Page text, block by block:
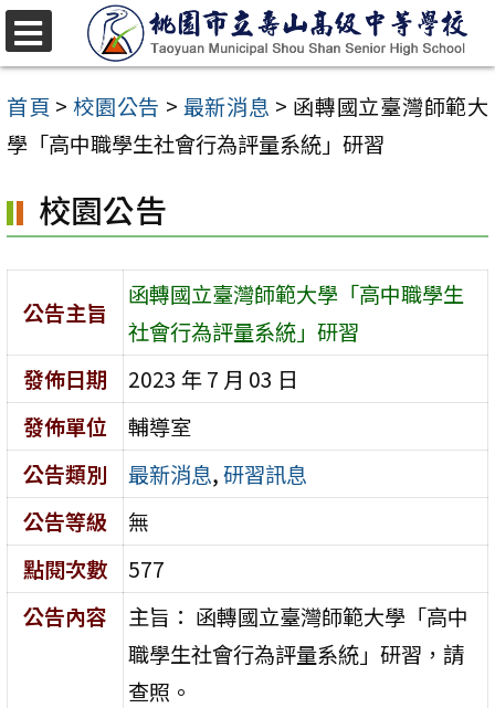
跳
至
主
要
容
區
首頁 > 校園公告 > 最新消息 > 函轉國立臺灣師範大
學「高中職學生社會行為評量系統」研習
校園公告
公告主旨
函轉國立臺灣師範大學「高中職學生
社會行為評量系統」研習
發佈日期
2023 年 7 月 03 日
發佈單位
輔導室
公告類別
最新消息,研習訊息
公告等級
無
點閱次數
577
公告內容
主旨： 函轉國立臺灣師範大學「高中
職學生社會行為評量系統」研習，請
查照。
選
單